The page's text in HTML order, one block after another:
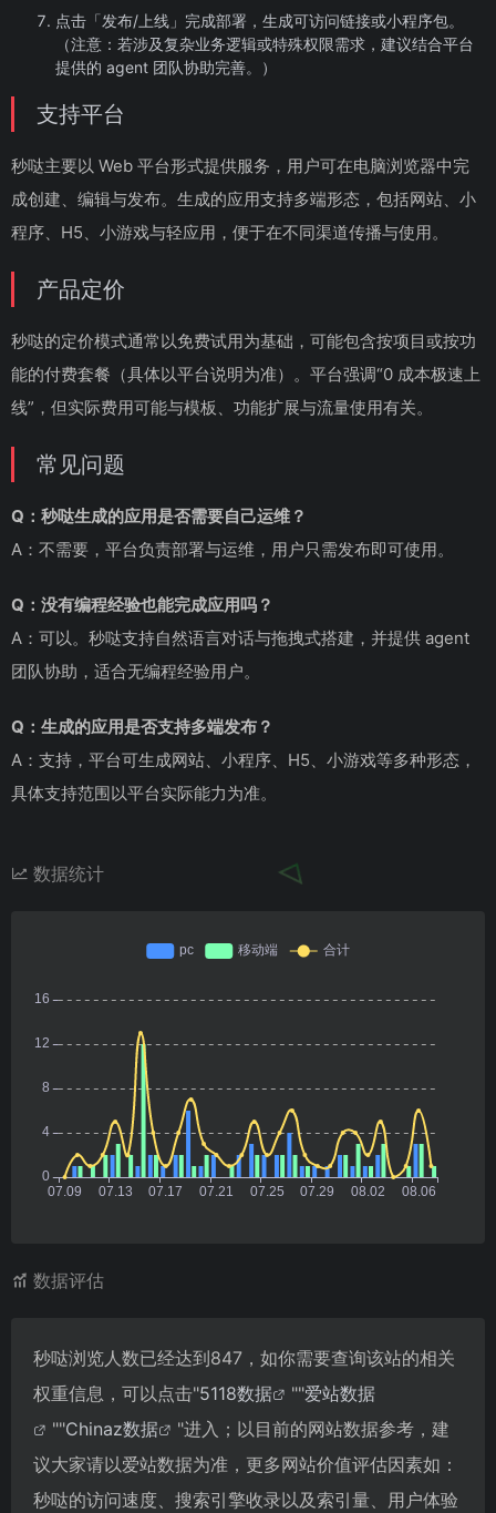
点击「发布/上线」完成部署，生成可访问链接或小程序包。
（注意：若涉及复杂业务逻辑或特殊权限需求，建议结合平台
提供的 agent 团队协助完善。）
支持平台
秒哒主要以 Web 平台形式提供服务，用户可在电脑浏览器中完
成创建、编辑与发布。生成的应用支持多端形态，包括网站、小
程序、H5、小游戏与轻应用，便于在不同渠道传播与使用。
产品定价
秒哒的定价模式通常以免费试用为基础，可能包含按项目或按功
能的付费套餐（具体以平台说明为准）。平台强调“0 成本极速上
线”，但实际费用可能与模板、功能扩展与流量使用有关。
常见问题
Q：秒哒生成的应用是否需要自己运维？
A：不需要，平台负责部署与运维，用户只需发布即可使用。
Q：没有编程经验也能完成应用吗？
A：可以。秒哒支持自然语言对话与拖拽式搭建，并提供 agent
团队协助，适合无编程经验用户。
Q：生成的应用是否支持多端发布？
A：支持，平台可生成网站、小程序、H5、小游戏等多种形态，
具体支持范围以平台实际能力为准。
数据统计
数据评估
秒哒浏览人数已经达到847，如你需要查询该站的相关
权重信息，可以点击"5118数据 ""爱站数据
""Chinaz数据
"进入；以目前的网站数据参考，建
议大家请以爱站数据为准，更多网站价值评估因素如：
秒哒的访问速度、搜索引擎收录以及索引量、用户体验